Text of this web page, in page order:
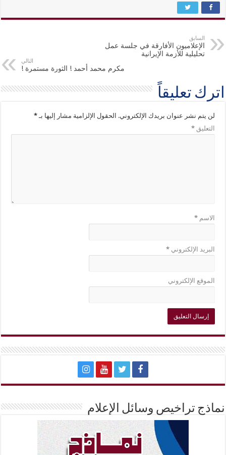
السابق
الإعلاميون الأفارقة في جلسة عمل
تحليلية للأزمة الإيرانية
التالي
مكرم محمد أحمد ! الثورة مستمرة !
اترك تعليقاً
لن يتم نشر عنوان بريدك الإلكتروني. الحقول الإلزامية مشار إليها بـ*
التعليق*
الاسم*
البريد الإلكتروني*
الموقع الإلكتروني
نماذج تراخيص وسائل الإعلام